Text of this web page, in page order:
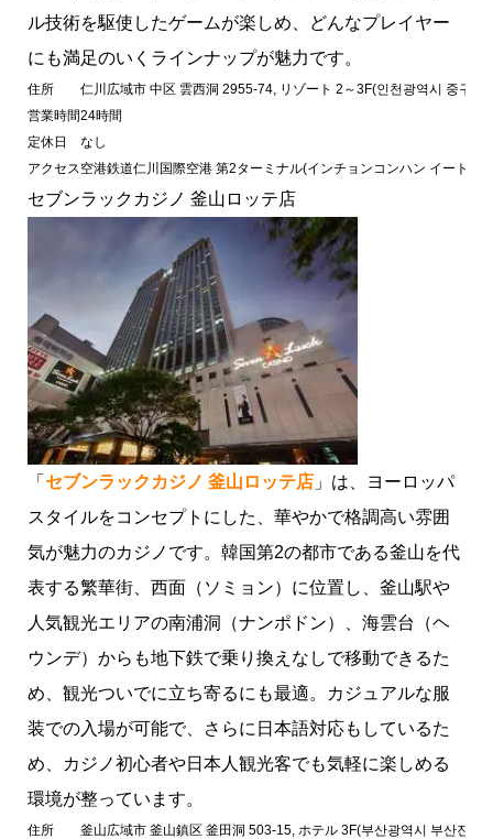
ル技術を駆使したゲームが楽しめ、どんなプレイヤー
にも満足のいくラインナップが魅力です。
住所
仁川広域市 中区 雲西洞 2955-74, リゾート 2～3F(인천광역시 중구
営業時間24時間
定休日
なし
アクセス空港鉄道仁川国際空港 第2ターミナル(インチョンコンハン イートミ
セブンラックカジノ 釜山ロッテ店
「 セブンラックカジノ 釜山ロッテ店」は、ヨーロッパ
スタイルをコンセプトにした、華やかで格調高い雰囲
気が魅力のカジノです。韓国第2の都市である釜山を代
表する繁華街、西面（ソミョン）に位置し、釜山駅や
人気観光エリアの南浦洞（ナンポドン）、海雲台（ヘ
ウンデ）からも地下鉄で乗り換えなしで移動できるた
め、観光ついでに立ち寄るにも最適。カジュアルな服
装での入場が可能で、さらに日本語対応もしているた
め、カジノ初心者や日本人観光客でも気軽に楽しめる
環境が整っています。
住所 釜山広域市 釜山鎮区 釜田洞 503-15, ホテル 3F(부산광역시 부산진구
韓国カジノは「外国人専用」がほとんど！
韓国のおすすめカジノ
セブンラックカジノ ドラゴンシティ店
セブンラックカジノ COEX店
パラダイスシティカジノ
インスパイアカジノ
セブンラックカジノ 釜山ロッテ店
ドリームタワーカジノ
済州オリエンタルホテルカジノ
韓国のカジノまとめ